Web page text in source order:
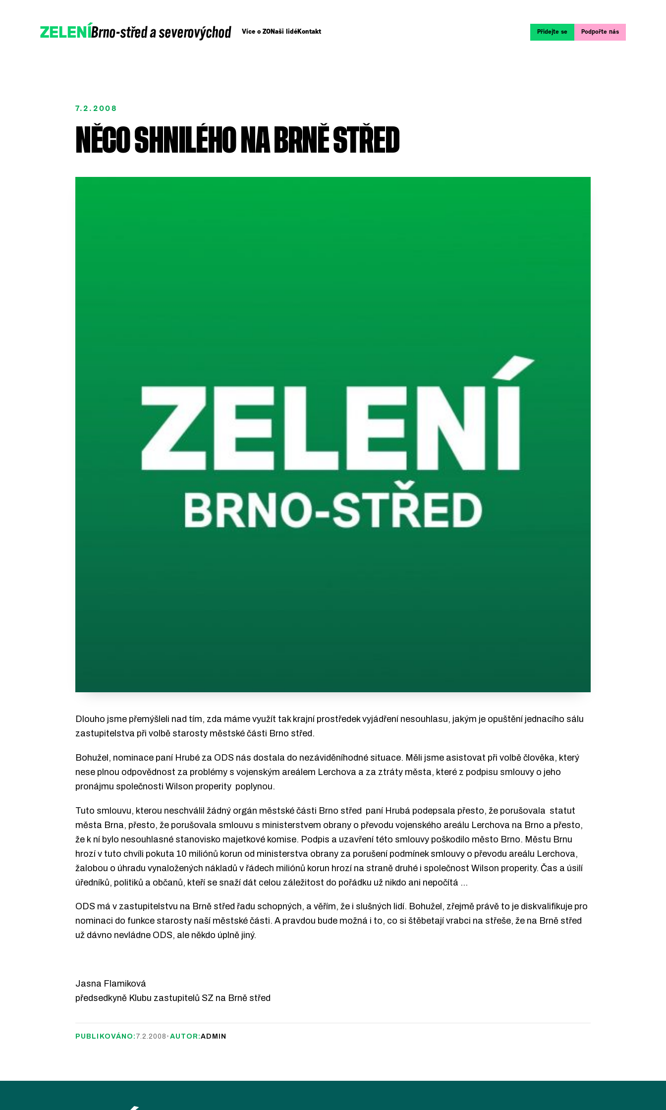
ZELENÍBrno-střed a severovýchod Více o ZONaši lidéKontakt Přidejte se Podpořte nás
Přidejte se
7.2.2008
NĚCO SHNILÉHO NA BRNĚ STŘED
Dlouho jsme přemýšleli nad tím, zda máme využít tak krajní prostředek vyjádření nesouhlasu, jakým je opuštění jednacího sálu
zastupitelstva při volbě starosty městské části Brno střed.
Bohužel, nominace paní Hrubé za ODS nás dostala do nezáviděníhodné situace. Měli jsme asistovat při volbě člověka, který
nese plnou odpovědnost za problémy s vojenským areálem Lerchova a za ztráty města, které z podpisu smlouvy o jeho
pronájmu společnosti Wilson properity poplynou.
Tuto smlouvu, kterou neschválil žádný orgán městské části Brno střed paní Hrubá podepsala přesto, že porušovala statut
města Brna, přesto, že porušovala smlouvu s ministerstvem obrany o převodu vojenského areálu Lerchova na Brno a přesto,
že k ní bylo nesouhlasné stanovisko majetkové komise. Podpis a uzavření této smlouvy poškodilo město Brno. Městu Brnu
hrozí v tuto chvíli pokuta 10 miliónů korun od ministerstva obrany za porušení podmínek smlouvy o převodu areálu Lerchova,
žalobou o úhradu vynaložených nákladů v řádech miliónů korun hrozí na straně druhé i společnost Wilson properity. Čas a úsilí
úředníků, politiků a občanů, kteří se snaží dát celou záležitost do pořádku už nikdo ani nepočítá …
ODS má v zastupitelstvu na Brně střed řadu schopných, a věřím, že i slušných lidí. Bohužel, zřejmě právě to je diskvalifikuje pro
nominaci do funkce starosty naší městské části. A pravdou bude možná i to, co si štěbetají vrabci na střeše, že na Brně střed
už dávno nevládne ODS, ale někdo úplně jiný.
Jasna Flamiková
předsedkyně Klubu zastupitelů SZ na Brně střed
PUBLIKOVÁNO: 7.2.2008 • AUTOR:ADMIN